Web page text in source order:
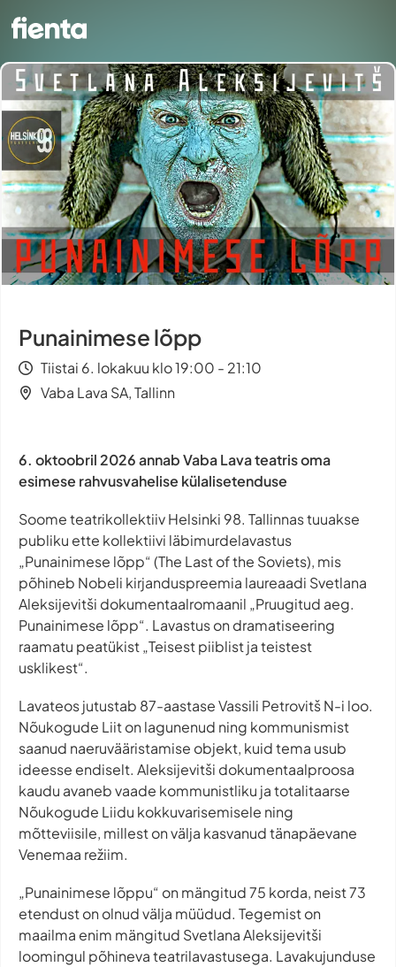
Punainimese lõpp
Tiistai 6. lokakuu klo 19:00 - 21:10
Vaba Lava SA, Tallinn
6. oktoobril 2026 annab Vaba Lava teatris oma
esimese rahvusvahelise külalisetenduse
Soome teatrikollektiiv Helsinki 98. Tallinnas tuuakse
publiku ette kollektiivi läbimurdelavastus
„Punainimese lõpp“ (The Last of the Soviets), mis
põhineb Nobeli kirjanduspreemia laureaadi Svetlana
Aleksijevitši dokumentaalromaanil „Pruugitud aeg.
Punainimese lõpp“. Lavastus on dramatiseering
raamatu peatükist „Teisest piiblist ja teistest
usklikest“.
Lavateos jutustab 87-aastase Vassili Petrovitš N-i loo.
Nõukogude Liit on lagunenud ning kommunismist
saanud naeruvääristamise objekt, kuid tema usub
ideesse endiselt. Aleksijevitši dokumentaalproosa
kaudu avaneb vaade kommunistliku ja totalitaarse
Nõukogude Liidu kokkuvarisemisele ning
mõtteviisile, millest on välja kasvanud tänapäevane
Venemaa režiim.
„Punainimese lõppu“ on mängitud 75 korda, neist 73
etendust on olnud välja müüdud. Tegemist on
maailma enim mängitud Svetlana Aleksijevitši
loomingul põhineva teatrilavastusega. Lavakujunduse